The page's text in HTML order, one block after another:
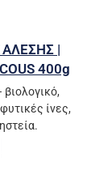
ΑΛΕΣΗΣ |
400g
ίνες,